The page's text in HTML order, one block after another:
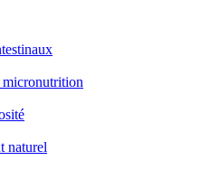
micronutrition
naturel